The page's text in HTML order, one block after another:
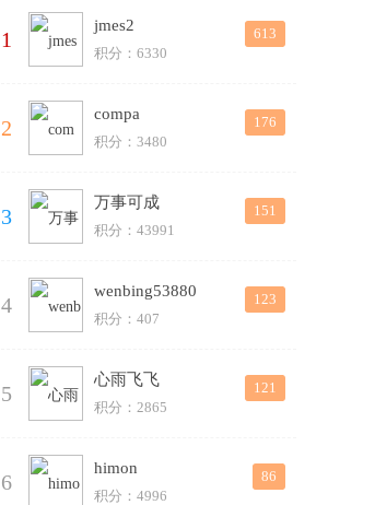
1 613
jmes2
积分：6330
2 176
compa
积分：3480
3 151
万事可成
积分：43991
4 123
wenbing53880
积分：407
5 121
心雨飞飞
积分：2865
6 86
himon
积分：4996